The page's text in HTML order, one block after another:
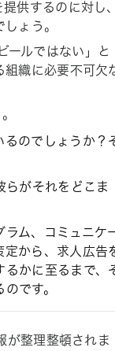
供するのに対し、
ょう。
ルではない」と
組織に必要不可欠
るのでしょうか？
らがそれをどこま
ラム、コミュニケ
から、求人広告
るかに至るまで、
です。
が整理整頓されま